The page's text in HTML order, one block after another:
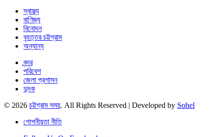
স্বাস্থ্য
বাণিজ্য
বিনোদন
বৃহত্তর চট্টগ্রাম
অন্যান্য
বন্দর
পরিবেশ
জেলা প্রশাসন
দুদক
© 2026 চট্টগ্রাম সময়. All Rights Reserved | Developed by Sohel
গোপনীয়তা নীতি